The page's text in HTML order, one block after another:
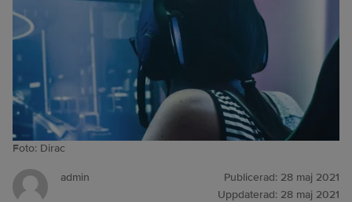
Foto: Dirac
admin Publicerad: 28 maj 2021
Uppdaterad: 28 maj 2021